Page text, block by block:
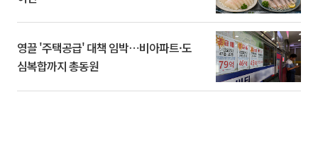
영끌 '주택공급' 대책 임박⋯비아파트·도
심복합까지 총동원